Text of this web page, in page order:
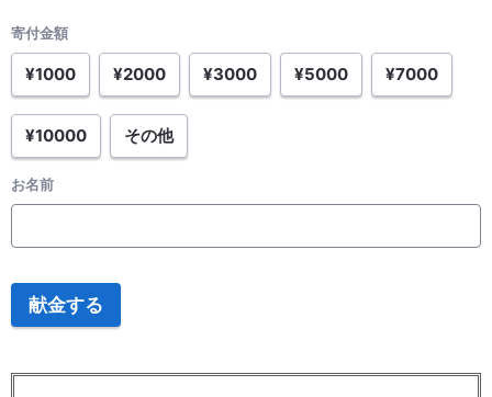
寄付金額
¥1000 ¥2000 ¥3000 ¥5000 ¥7000
¥10000 その他
お名前
献金する